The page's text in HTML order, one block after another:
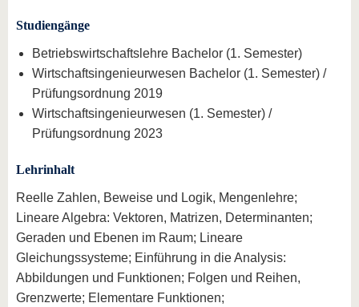
Studiengänge
Betriebswirtschaftslehre Bachelor (1. Semester)
Wirtschaftsingenieurwesen Bachelor (1. Semester) /
Prüfungsordnung 2019
Wirtschaftsingenieurwesen (1. Semester) /
Prüfungsordnung 2023
Lehrinhalt
Reelle Zahlen, Beweise und Logik, Mengenlehre;
Lineare Algebra: Vektoren, Matrizen, Determinanten;
Geraden und Ebenen im Raum; Lineare
Gleichungssysteme; Einführung in die Analysis:
Abbildungen und Funktionen; Folgen und Reihen,
Grenzwerte; Elementare Funktionen;